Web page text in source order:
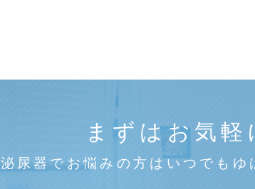
まずはお気
泌尿器でお悩みの方はいつでも